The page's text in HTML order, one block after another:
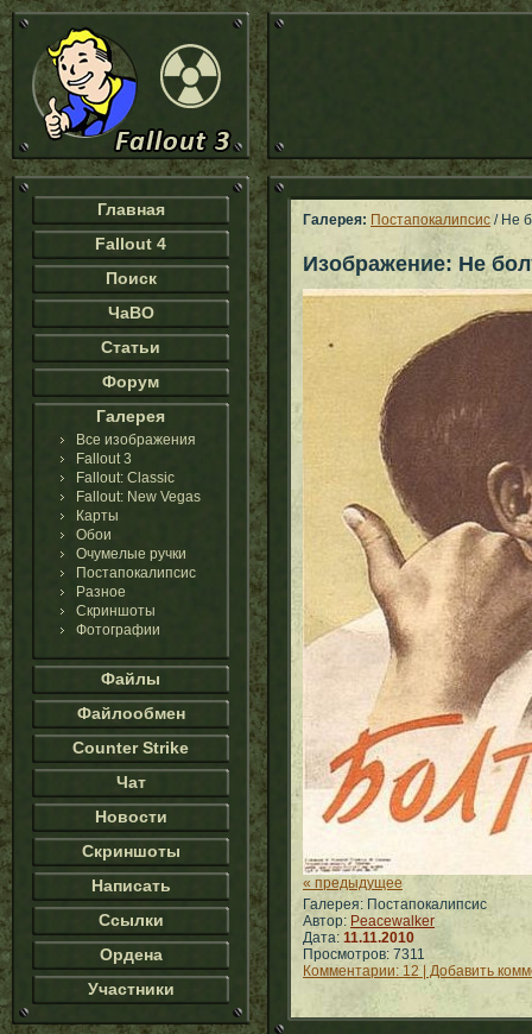
Главная
Fallout 4
Поиск
ЧаВО
Статьи
Форум
Галерея
Все изображения
Fallout 3
Fallout: Classic
Fallout: New Vegas
Карты
Обои
Очумелые ручки
Постапокалипсис
Разное
Скриншоты
Фотографии
Файлы
Файлообмен
Counter Strike
Чат
Новости
Скриншоты
Написать
Ссылки
Ордена
Участники
Галерея: Постапокалипсис / Не
Изображение: Не
« предыдущее
Галерея: Постапокалипсис
Автор: Peacewalker
Дата: 11.11.2010
Просмотров: 7311
Комментарии: 12 | Добавить